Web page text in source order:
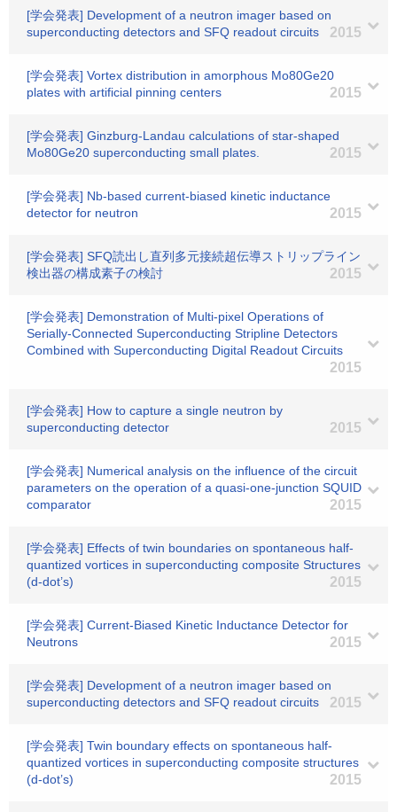
[学会発表] Development of a neutron imager based on
superconducting detectors and SFQ readout circuits
2015
[学会発表] Vortex distribution in amorphous Mo80Ge20
plates with artificial pinning centers
2015
[学会発表] Ginzburg-Landau calculations of star-shaped
Mo80Ge20 superconducting small plates.
2015
[学会発表] Nb-based current-biased kinetic inductance
detector for neutron
2015
[学会発表] SFQ読出し直列多元接続超伝導ストリップライン
検出器の構成素子の検討
2015
[学会発表] Demonstration of Multi-pixel Operations of
Serially-Connected Superconducting Stripline Detectors
Combined with Superconducting Digital Readout Circuits
2015
[学会発表] How to capture a single neutron by
superconducting detector
2015
[学会発表] Numerical analysis on the influence of the circuit
parameters on the operation of a quasi-one-junction SQUID
comparator
2015
[学会発表] Effects of twin boundaries on spontaneous half-
quantized vortices in superconducting composite Structures
(d-dot’s)
2015
[学会発表] Current-Biased Kinetic Inductance Detector for
Neutrons
2015
[学会発表] Development of a neutron imager based on
superconducting detectors and SFQ readout circuits
2015
[学会発表] Twin boundary effects on spontaneous half-
quantized vortices in superconducting composite structures
(d-dot’s)
2015